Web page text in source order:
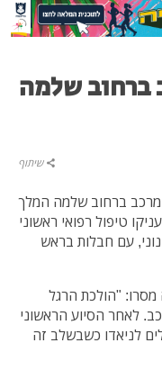
ברחוב שלמה
שיתוף
מרכב ברחוב שלמה המלך
טיפול רפואי ראשוני
אישה בת 74 במצב בינוני, עם חבלות בראש
מסרו: "הולכת הרגל
לאחר הסיוע הראשוני
לניאדו כשבשלב זה